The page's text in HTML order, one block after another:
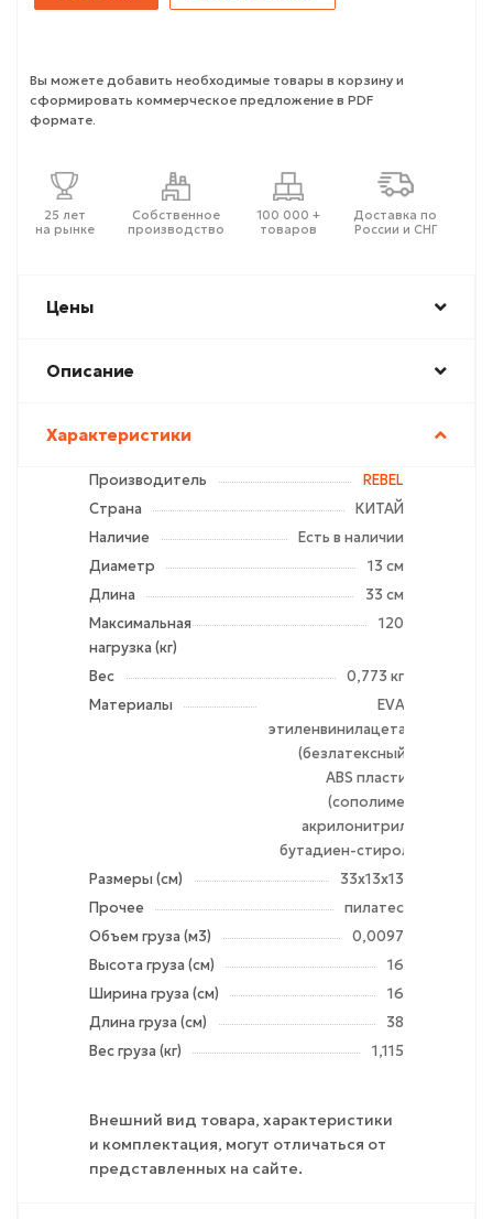
Вы можете добавить необходимые товары в корзину и
сформировать коммерческое предложение в PDF
формате.
25 лет
на рынке
Собственное
производство
100 000 +
товаров
Доставка по
России и СНГ
Цены
Описание
Характеристики
Производитель
REBEL
Страна
КИТАЙ
Наличие
Есть в наличии
Диаметр
13 см
Длина
33 см
Максимальная
нагрузка (кг)
120
Вес
0,773 кг
Материалы
EVA -
этиленвинилацетат
(безлатексный),
ABS пластик
(сополимер
акрилонитрил-
бутадиен-стирол)
Размеры (см)
33х13х13
Прочее
пилатес
Объем груза (м3)
0,0097
Высота груза (см)
16
Ширина груза (см)
16
Длина груза (см)
38
Вес груза (кг)
1,115
Внешний вид товара, характеристики
и комплектация, могут отличаться от
представленных на сайте.